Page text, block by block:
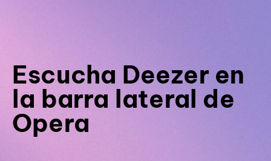
Escucha Deezer en
la barra lateral de
Opera